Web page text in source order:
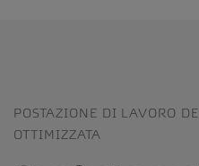
POSTAZIONE DI LAVORO
OTTIMIZZATA